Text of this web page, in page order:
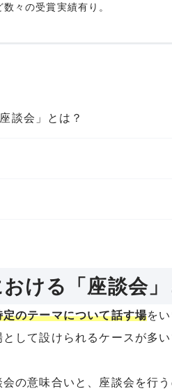
々の受賞実績有り。
談会」とは？
ト
ける「座談会」
のテーマについて話す場を
して設けられるケースが多い
の意味合いと、座談会を行